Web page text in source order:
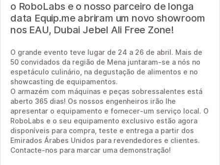
o RoboLabs e o nosso parceiro de longa
data Equip.me abriram um novo showroom
nos EAU, Dubai Jebel Ali Free Zone!
O grande evento teve lugar de 24 a 26 de abril. Mais de
50 convidados da região de Mena juntaram-se a nós no
espetáculo culinário, na degustação de alimentos e no
showcasting de equipamentos.
O armazém com máquinas e peças sobressalentes está
aberto 365 dias! Os nossos engenheiros irão lhe
apresentar o equipamento e fornecer-um serviço local. O
RoboLabs e o seu equipamento exclusivo estão agora
disponíveis para compra, teste e entrega a partir dos
Emirados Árabes Unidos para revendedores e clientes.
Contacte-nos para marcar uma demonstração!